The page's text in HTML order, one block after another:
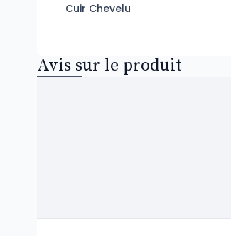
Cuir Chevelu
Avis sur le produit